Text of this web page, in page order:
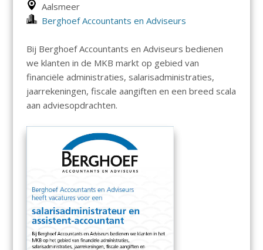
Aalsmeer
Berghoef Accountants en Adviseurs
Bij Berghoef Accountants en Adviseurs bedienen
we klanten in de MKB markt op gebied van
financiële administraties, salarisadministraties,
jaarrekeningen, fiscale aangiften en een breed scala
aan adviesopdrachten.